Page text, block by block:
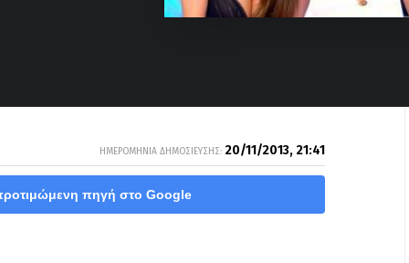
ΗΜΕΡΟΜΗΝΙΑ ΔΗΜΟΣΙΕΥΣΗΣ: 20/11/2013, 21:41
πηγή στο Google